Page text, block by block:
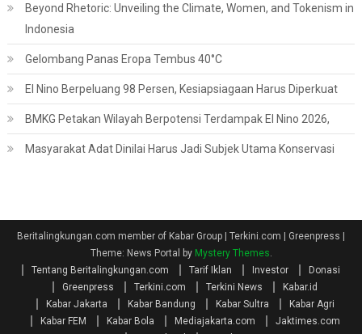
Beyond Rhetoric: Unveiling the Climate, Women, and Tokenism in
Indonesia
Gelombang Panas Eropa Tembus 40°C
El Nino Berpeluang 98 Persen, Kesiapsiagaan Harus Diperkuat
BMKG Petakan Wilayah Berpotensi Terdampak El Nino 2026,
Masyarakat Adat Dinilai Harus Jadi Subjek Utama Konservasi
Beritalingkungan.com member of Kabar Group | Terkini.com | Greenpress
Theme: News Portal by Mystery Themes.
Tentang Beritalingkungan.com
Tarif Iklan Investor
Donasi
Greenpress
Terkini.com Terkini News
Kabar.id
Kabar Jakarta
Kabar Bandung Kabar Sultra
Kabar Agri
Kabar FEM
Kabar Bola Mediajakarta.com
Jaktimes.com